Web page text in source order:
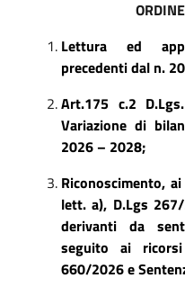
Lettura ed
precedenti dal n. 20
Art.175 c.2
Variazione di
2026 – 2028;
Riconoscimento,
lett. a), D.Lgs
derivanti da
seguito ai
660/2026 e